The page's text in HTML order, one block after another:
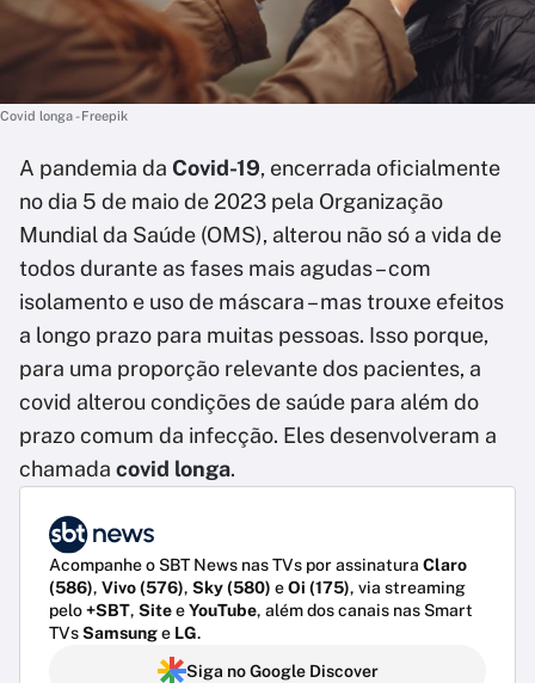
Covid longa - Freepik
A pandemia da Covid-19, encerrada oficialmente
no dia 5 de maio de 2023 pela Organização
Mundial da Saúde (OMS), alterou não só a vida de
todos durante as fases mais agudas – com
isolamento e uso de máscara – mas trouxe efeitos
a longo prazo para muitas pessoas. Isso porque,
para uma proporção relevante dos pacientes, a
covid alterou condições de saúde para além do
prazo comum da infecção. Eles desenvolveram a
chamada covid longa.
Acompanhe o SBT News nas TVs por assinatura Claro
(586), Vivo (576), Sky (580) eOi (175), via streaming
pelo+SBT, SiteeYouTube, além dos canais nas Smart
TVsSamsunge LG.
Siga no Google Discover